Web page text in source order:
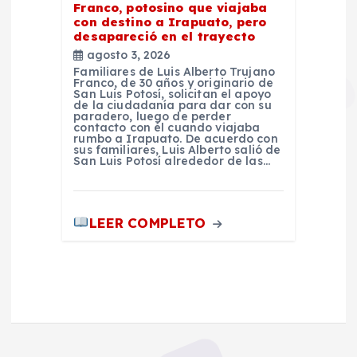
Franco, potosino que viajaba
con destino a Irapuato, pero
desapareció en el trayecto
agosto 3, 2026
Familiares de Luis Alberto Trujano
Franco, de 30 años y originario de
San Luis Potosí, solicitan el apoyo
de la ciudadanía para dar con su
paradero, luego de perder
contacto con él cuando viajaba
rumbo a Irapuato. De acuerdo con
sus familiares, Luis Alberto salió de
San Luis Potosí alrededor de las…
LEER COMPLETO